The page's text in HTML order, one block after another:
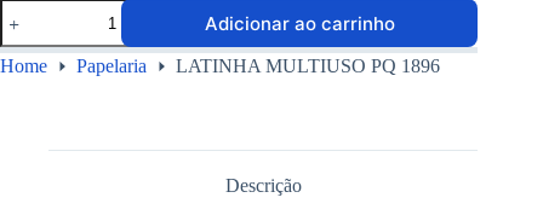
Adicionar ao carrinho
Home Papelaria LATINHA MULTIUSO PQ 1896
Descrição